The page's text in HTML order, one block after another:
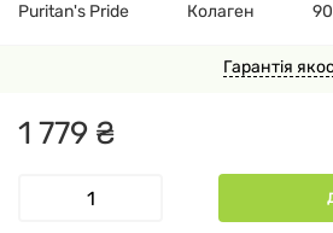
Гарантія
1 779 ₴
Puritan's Pride Колаген 90